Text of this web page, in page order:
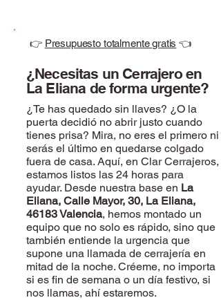
👉 Presupuesto totalmente gratis 👈
¿Necesitas un Cerrajero en
La Eliana deforma urgente?
¿Te has quedado sin llaves? ¿O la
puerta decidió no abrir justo cuando
tienes prisa? Mira, no eres el primero ni
serás el último en quedarse colgado
fuera de casa. Aquí, en Clar Cerrajeros,
estamos listos las 24 horas para
ayudar. Desde nuestra base en La
Eliana, Calle Mayor, 30, La Eliana,
46183 Valencia, hemos montado un
equipo que no solo es rápido, sino que
también entiende la urgencia que
supone una llamada de cerrajería en
mitad de la noche. Créeme, no importa
si es fin de semana o un día festivo, si
nos llamas, ahí estaremos.